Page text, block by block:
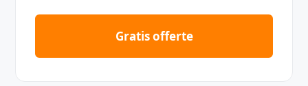
Gratis offerte